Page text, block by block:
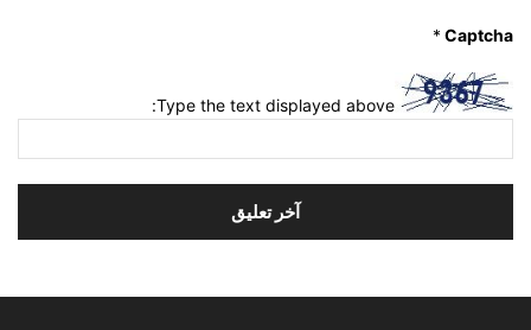
Captcha
*
Type the text displayed above: